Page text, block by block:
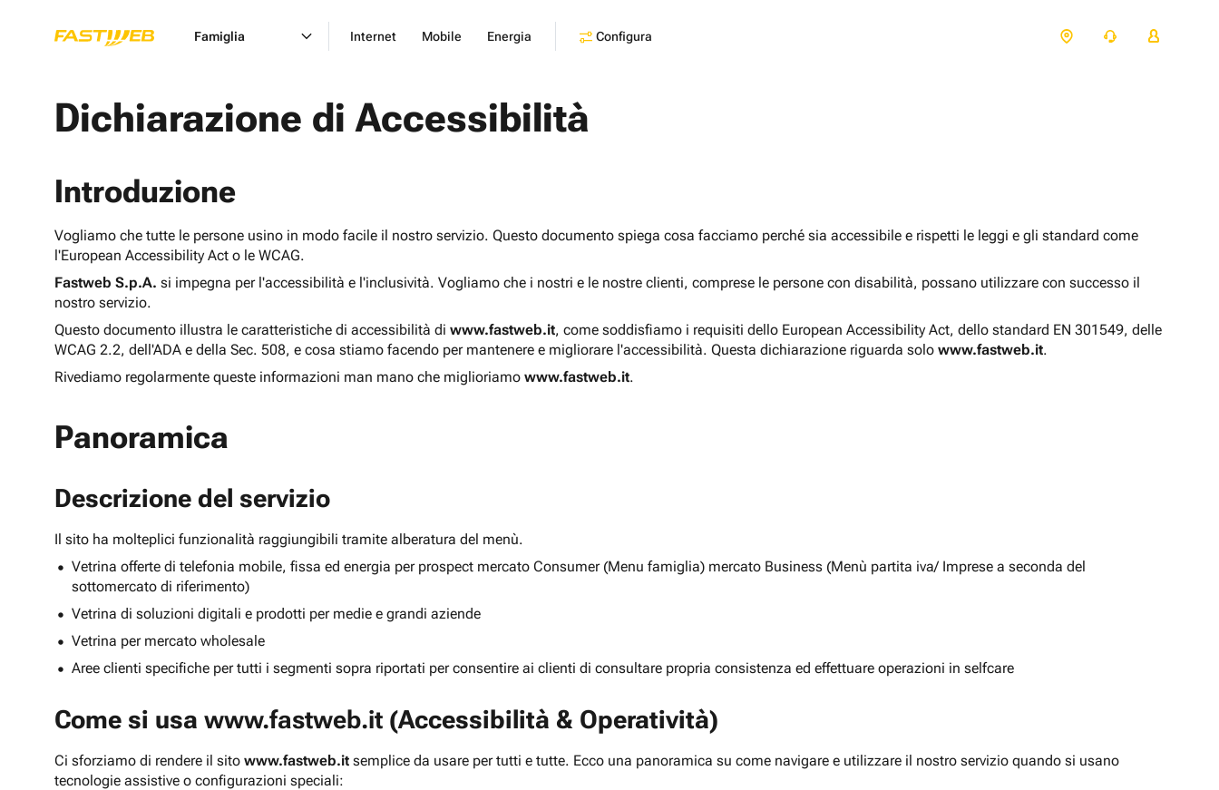
Famiglia Internet Mobile Energia Configura
Dichiarazione di Accessibilità
Introduzione
Vogliamo che tutte le persone usino in modo facile il nostro servizio. Questo documento spiega cosa facciamo perché sia accessibile e rispetti le leggi e gli standard come
l'European Accessibility Act o le WCAG.
Fastweb S.p.A. si impegna per l'accessibilità e l'inclusività. Vogliamo che i nostri e le nostre clienti, comprese le persone con disabilità, possano utilizzare con successo il
nostro servizio.
Questo documento illustra le caratteristiche di accessibilità di www.fastweb.it, come soddisfiamo i requisiti dello European Accessibility Act, dello standard EN 301549, delle
WCAG 2.2, dell'ADA e della Sec. 508, e cosa stiamo facendo per mantenere e migliorare l'accessibilità. Questa dichiarazione riguarda solo www.fastweb.it.
Rivediamo regolarmente queste informazioni man mano che miglioriamo www.fastweb.it.
Panoramica
Descrizione del servizio
Il sito ha molteplici funzionalità raggiungibili tramite alberatura del menù.
Vetrina offerte di telefonia mobile, fissa ed energia per prospect mercato Consumer (Menu famiglia) mercato Business (Menù partita iva/ Imprese a seconda del
sottomercato di riferimento)
Vetrina di soluzioni digitali e prodotti per medie e grandi aziende
Vetrina per mercato wholesale
Aree clienti specifiche per tutti i segmenti sopra riportati per consentire ai clienti di consultare propria consistenza ed effettuare operazioni in selfcare
Come si usa www.fastweb.it (Accessibilità & Operatività)
Ci sforziamo di rendere il sito www.fastweb.it semplice da usare per tutti e tutte. Ecco una panoramica su come navigare e utilizzare il nostro servizio quando si usano
tecnologie assistive o configurazioni speciali: